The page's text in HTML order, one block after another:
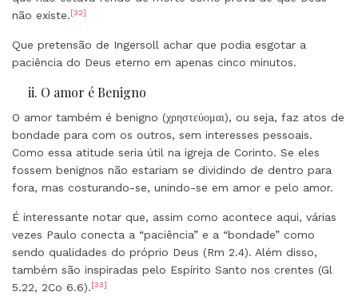
não existe.[32]
Que pretensão de Ingersoll achar que podia esgotar a
paciência do Deus eterno em apenas cinco minutos.
ii. O amor é Benigno
O amor também é benigno (χρηστεύομαι), ou seja, faz atos de
bondade para com os outros, sem interesses pessoais.
Como essa atitude seria útil na igreja de Corinto. Se eles
fossem benignos não estariam se dividindo de dentro para
fora, mas costurando-se, unindo-se em amor e pelo amor.
É interessante notar que, assim como acontece aqui, várias
vezes Paulo conecta a “paciência” e a “bondade” como
sendo qualidades do próprio Deus (Rm 2.4). Além disso,
também são inspiradas pelo Espírito Santo nos crentes (Gl
5.22, 2Co 6.6).[33]